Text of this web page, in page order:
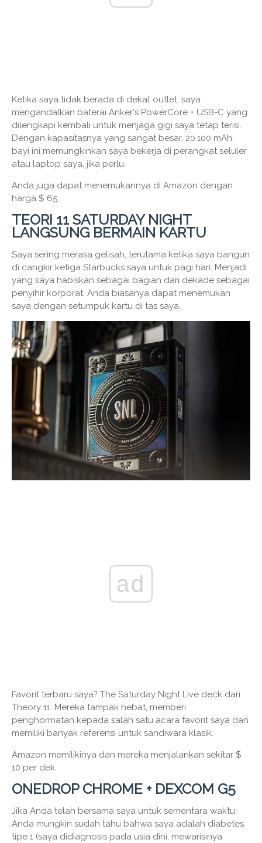
Ketika saya tidak berada di dekat outlet, saya
mengandalkan baterai Anker's PowerCore + USB-C yang
dilengkapi kembali untuk menjaga gigi saya tetap terisi.
Dengan kapasitasnya yang sangat besar, 20.100 mAh,
bayi ini memungkinkan saya bekerja di perangkat seluler
atau laptop saya, jika perlu.
Anda juga dapat menemukannya di Amazon dengan
harga $ 65.
TEORI 11 SATURDAY NIGHT
LANGSUNG BERMAIN KARTU
Saya sering merasa gelisah, terutama ketika saya bangun
di cangkir ketiga Starbucks saya untuk pagi hari. Menjadi
yang saya habiskan sebagai bagian dari dekade sebagai
penyihir korporat, Anda biasanya dapat menemukan
saya dengan setumpuk kartu di tas saya.
ad
Favorit terbaru saya? The Saturday Night Live deck dari
Theory 11. Mereka tampak hebat, memberi
penghormatan kepada salah satu acara favorit saya dan
memiliki banyak referensi untuk sandiwara klasik.
Amazon memilikinya dan mereka menjalankan sekitar $
10 per dek.
ONEDROP CHROME + DEXCOM G5
Jika Anda telah bersama saya untuk sementara waktu,
Anda mungkin sudah tahu bahwa saya adalah diabetes
tipe 1 (saya didiagnosis pada usia dini, mewarisinya